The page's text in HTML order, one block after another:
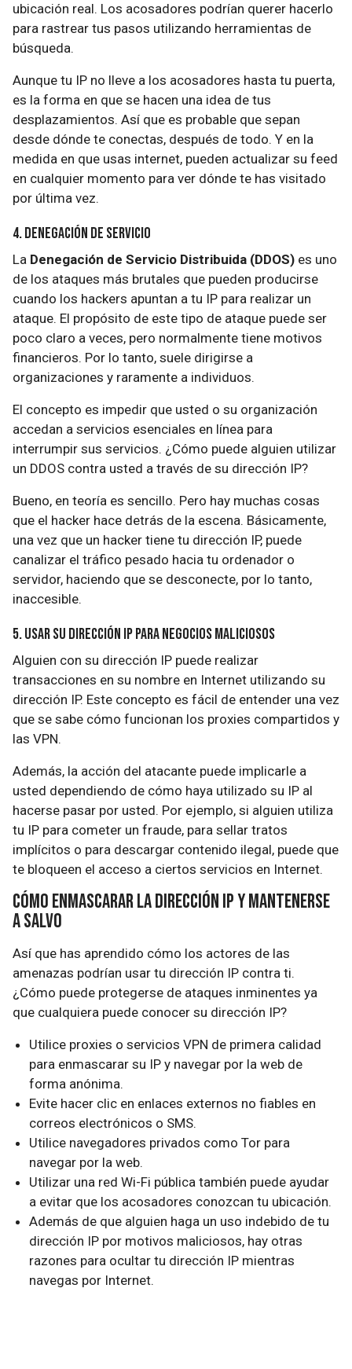
ubicación real. Los acosadores podrían querer hacerlo
para rastrear tus pasos utilizando herramientas de
búsqueda.
Aunque tu IP no lleve a los acosadores hasta tu puerta,
es la forma en que se hacen una idea de tus
desplazamientos. Así que es probable que sepan
desde dónde te conectas, después de todo. Y en la
medida en que usas internet, pueden actualizar su feed
en cualquier momento para ver dónde te has visitado
por última vez.
4. Denegación de servicio
La Denegación de Servicio Distribuida (DDOS) es uno
de los ataques más brutales que pueden producirse
cuando los hackers apuntan a tu IP para realizar un
ataque. El propósito de este tipo de ataque puede ser
poco claro a veces, pero normalmente tiene motivos
financieros. Por lo tanto, suele dirigirse a
organizaciones y raramente a individuos.
El concepto es impedir que usted o su organización
accedan a servicios esenciales en línea para
interrumpir sus servicios. ¿Cómo puede alguien utilizar
un DDOS contra usted a través de su dirección IP?
Bueno, en teoría es sencillo. Pero hay muchas cosas
que el hacker hace detrás de la escena. Básicamente,
una vez que un hacker tiene tu dirección IP, puede
canalizar el tráfico pesado hacia tu ordenador o
servidor, haciendo que se desconecte, por lo tanto,
inaccesible.
5. Usar su dirección IP para negocios maliciosos
Alguien con su dirección IP puede realizar
transacciones en su nombre en Internet utilizando su
dirección IP. Este concepto es fácil de entender una vez
que se sabe cómo funcionan los proxies compartidos y
las VPN.
Además, la acción del atacante puede implicarle a
usted dependiendo de cómo haya utilizado su IP al
hacerse pasar por usted. Por ejemplo, si alguien utiliza
tu IP para cometer un fraude, para sellar tratos
implícitos o para descargar contenido ilegal, puede que
te bloqueen el acceso a ciertos servicios en Internet.
Cómo enmascarar la dirección IP y mantenerse
a salvo
Así que has aprendido cómo los actores de las
amenazas podrían usar tu dirección IP contra ti.
¿Cómo puede protegerse de ataques inminentes ya
que cualquiera puede conocer su dirección IP?
Utilice proxies o servicios VPN de primera calidad
para enmascarar su IP y navegar por la web de
forma anónima.
Evite hacer clic en enlaces externos no fiables en
correos electrónicos o SMS.
Utilice navegadores privados como Tor para
navegar por la web.
Utilizar una red Wi-Fi pública también puede ayudar
a evitar que los acosadores conozcan tu ubicación.
Además de que alguien haga un uso indebido de tu
dirección IP por motivos maliciosos, hay otras
razones para ocultar tu dirección IP mientras
navegas por Internet.